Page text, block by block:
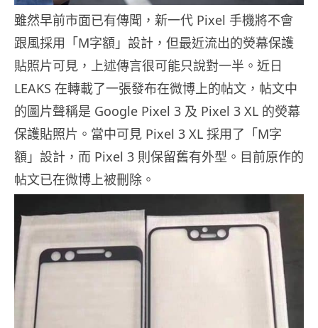
雖然早前市面已有傳聞，新一代 Pixel 手機將不會
跟風採用「M字額」設計，但最近流出的熒幕保護
貼照片可見，上述傳言很可能只說對一半。近日
LEAKS 在轉載了一張發布在微博上的帖文，帖文中
的圖片聲稱是 Google Pixel 3 及 Pixel 3 XL 的熒幕
保護貼照片。當中可見 Pixel 3 XL 採用了「M字
額」設計，而 Pixel 3 則保留舊有外型。目前原作的
帖文已在微博上被刪除。